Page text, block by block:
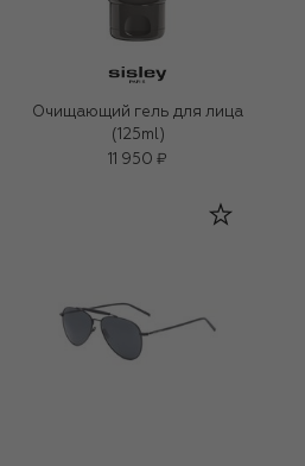
Очищающий гель для лица
(125ml)
11 950 ₽